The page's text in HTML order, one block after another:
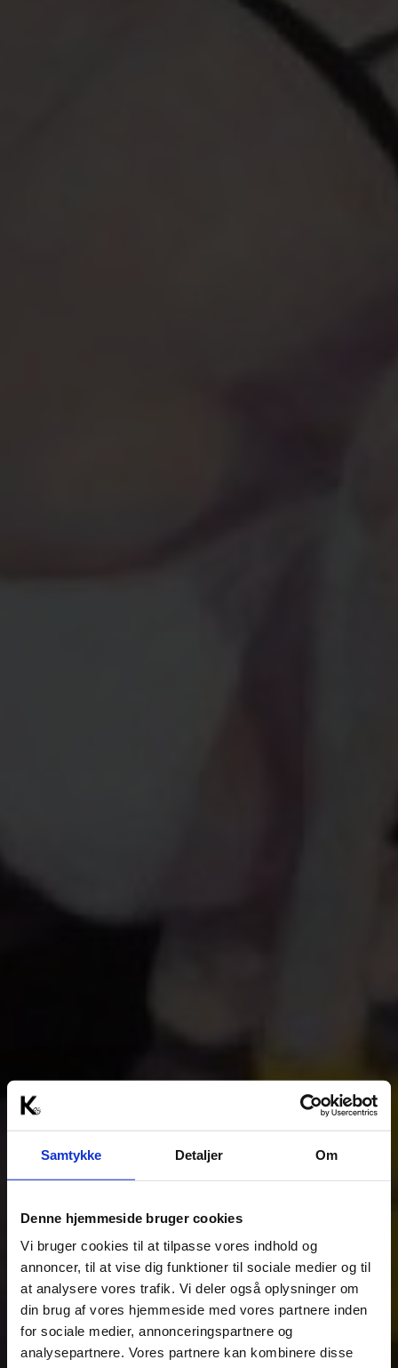
Samtykke Detaljer Om
Denne hjemmeside bruger cookies
Vi bruger cookies til at tilpasse vores indhold og
annoncer, til at vise dig funktioner til sociale medier og til
at analysere vores trafik. Vi deler også oplysninger om
din brug af vores hjemmeside med vores partnere inden
for sociale medier, annonceringspartnere og
analysepartnere. Vores partnere kan kombinere disse